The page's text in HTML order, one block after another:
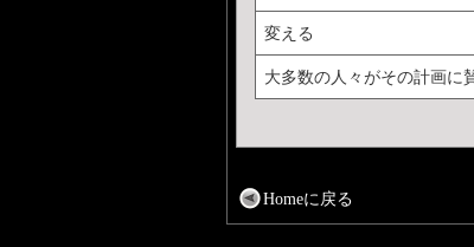
変える
大多数の人々がその計画に
Homeに戻る